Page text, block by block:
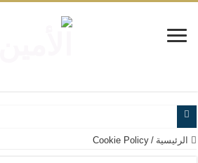
www.alamine.net
الرئيسية /
Cookie Policy